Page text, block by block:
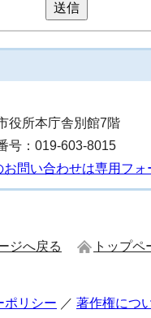
送信
所本庁舎別館7階
号：019-603-8015
問い合わせは専用フォ
ジへ戻る トップ
ポリシー 著作権につ